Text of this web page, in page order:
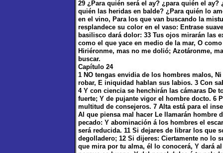
29 ¿Para quién será el ay? ¿para quién el
quién las heridas en balde? ¿Para quién lo
en el vino, Para los que van buscando la
resplandece su color en el vaso: Entrase
basilisco dará dolor: 33 Tus ojos mirarán las
como el que yace en medio de la mar, O
Hiriéronme, mas no me dolió; Azotáronme,
buscar.
Capítulo 24
1 NO tengas envidia de los hombres malos,
robar, E iniquidad hablan sus labios. 3 Con
4 Y con ciencia se henchirán las cámaras De
fuerte; Y de pujante vigor el hombre docto. 6
multitud de consejeros. 7 Alta está para el
Al que piensa mal hacer Le llamarán hombre
pecado: Y abominación á los hombres el
será reducida. 11 Si dejares de librar los que
degolladero; 12 Si dijeres: Ciertamente no lo
que mira por tu alma, él lo conocerá, Y dará